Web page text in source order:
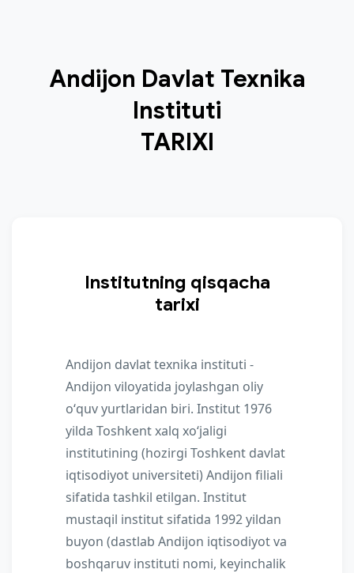
Andijon Davlat Texnika
Instituti
TARIXI
Institutning qisqacha
tarixi
Andijon davlat texnika instituti -
Andijon viloyatida joylashgan oliy
oʻquv yurtlaridan biri. Institut 1976
yilda Toshkent xalq xoʻjaligi
institutining (hozirgi Toshkent davlat
iqtisodiyot universiteti) Andijon filiali
sifatida tashkil etilgan. Institut
mustaqil institut sifatida 1992 yildan
buyon (dastlab Andijon iqtisodiyot va
boshqaruv instituti nomi, keyinchalik